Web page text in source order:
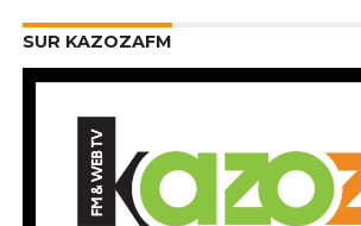
SUR KAZOZAFM